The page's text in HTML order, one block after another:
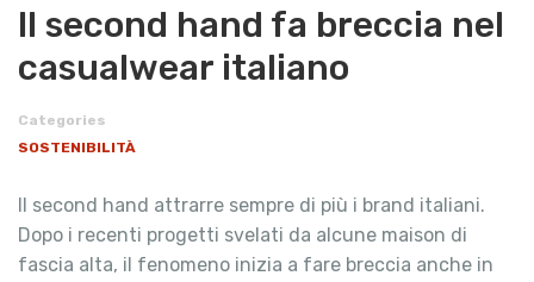
Il second hand fa breccia nel
casualwear italiano
Categories
SOSTENIBILITÀ
Il second hand attrarre sempre di più i brand italiani.
Dopo i recenti progetti svelati da alcune maison di
fascia alta, il fenomeno inizia a fare breccia anche in